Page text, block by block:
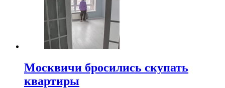
Москвичи бросились скупать
квартиры